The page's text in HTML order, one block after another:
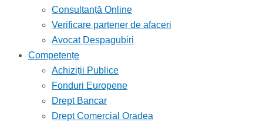
Consultanță Online
Verificare partener de afaceri
Avocat Despagubiri
Competențe
Achiziții Publice
Fonduri Europene
Drept Bancar
Drept Comercial Oradea